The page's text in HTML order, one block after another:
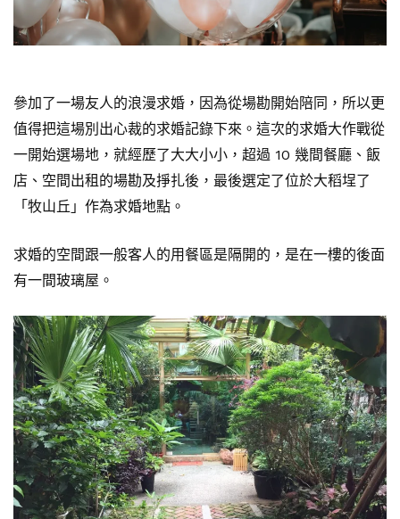
參加了一場友人的浪漫求婚，因為從場勘開始陪同，所以更
值得把這場別出心裁的求婚記錄下來。這次的求婚大作戰從
一開始選場地，就經歷了大大小小，超過 10 幾間餐廳、飯
店、空間出租的場勘及掙扎後，最後選定了位於大稻埕了
「牧山丘」作為求婚地點。
求婚的空間跟一般客人的用餐區是隔開的，是在一樓的後面
有一間玻璃屋。